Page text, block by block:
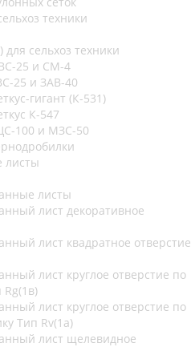
техники
для сельхоз техники
25 и СМ-4
25 и ЗАВ-40
гигант (К-531)
К-547
100 и МЗС-50
листы
листы
лист декоративное
лист квадратное отверстие
лист круглое отверстие по
Rg(1в)
лист круглое отверстие по
Тип Rv(1а)
лист щелевидное